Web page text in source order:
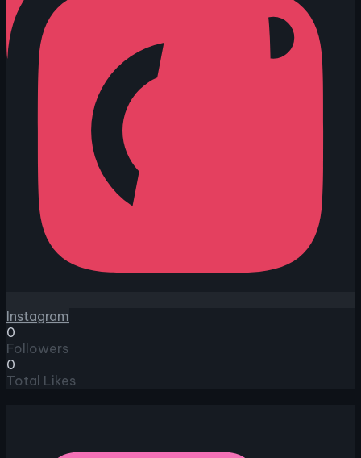
Instagram
0
Followers
0
Total Likes